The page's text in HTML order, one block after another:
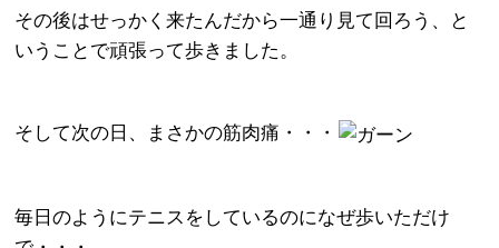
その後はせっかく来たんだから一通り見て回ろう、と
いうことで頑張って歩きました。
そして次の日、まさかの筋肉痛・・・
毎日のようにテニスをしているのになぜ歩いただけ